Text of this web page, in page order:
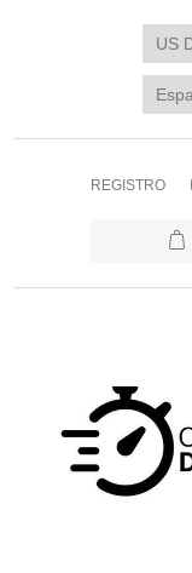
REGISTRO